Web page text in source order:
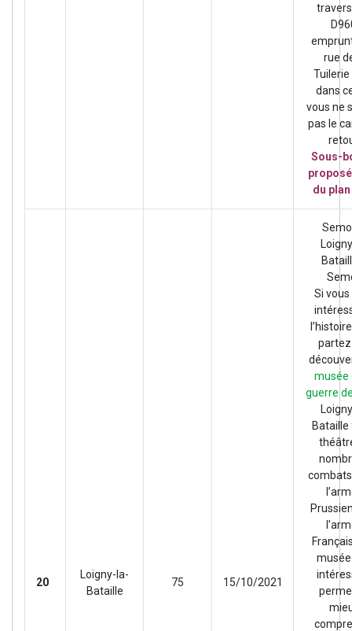
rue
dans
vous ne
pas le
Sous-
du
20
Loigny-la-
Bataille
75 15/10/2021
Si vous
partez
musée
guerre